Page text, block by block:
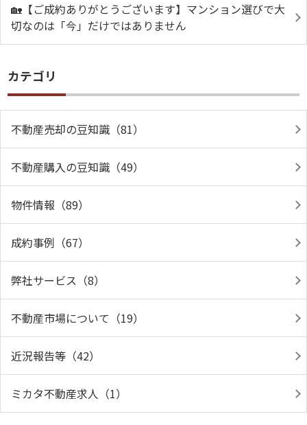
🏡【ご成約ありがとうございます】マンション選びで大
切なのは「今」だけではありません
カテゴリ
不動産売却の豆知識（81）
不動産購入の豆知識（49）
物件情報（89）
成約事例（67）
弊社サービス（8）
不動産市場について（19）
近況報告等（42）
ミカタ不動産求人（1）